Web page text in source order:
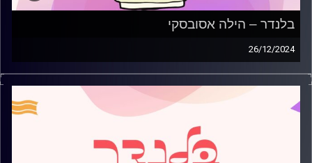
בלנדר – הילה אסובסקי
26/12/2024
מוזיקה רגועה לפתוח איתה את הבוקר בהגשת הילה אסובסקי
קרדיט תמונות:
AudioVersity